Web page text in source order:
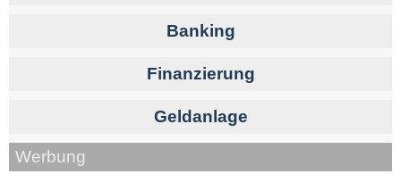
Banking
Finanzierung
Geldanlage
Werbung